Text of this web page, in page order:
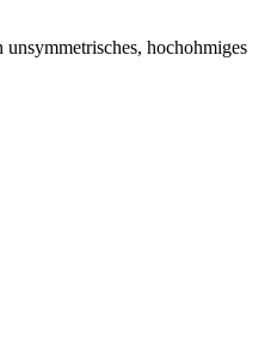
hochohmiges